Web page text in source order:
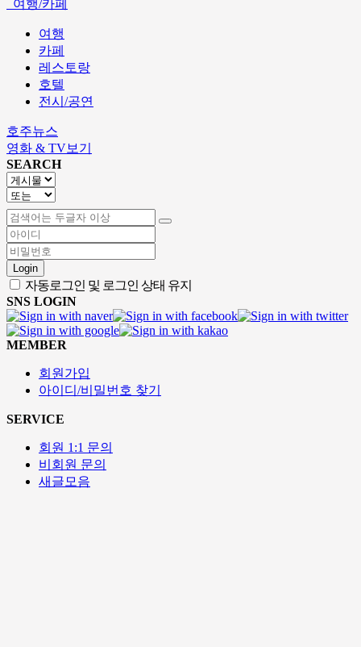
여행/카페
여행
카페
레스토랑
호텔
전시/공연
호주뉴스
영화 & TV보기
SEARCH
Login
자동로그인 및 로그인 상태 유지
SNS LOGIN
MEMBER
회원가입
아이디/비밀번호 찾기
SERVICE
회원 1:1 문의
비회원 문의
새글모음